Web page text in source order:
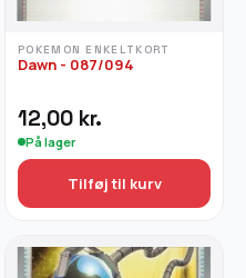
POKEMON ENKELTKORT
Dawn - 087/094
12,00 kr.
På lager
Tilføj til kurv